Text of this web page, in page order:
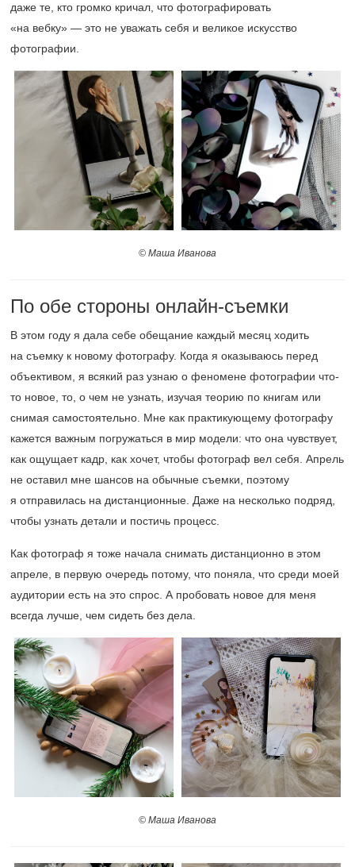
даже те, кто громко кричал, что фотографировать
«на вебку» — это не уважать себя и великое искусство
фотографии.
© Маша Иванова
По обе стороны онлайн-съемки
В этом году я дала себе обещание каждый месяц ходить
на съемку к новому фотографу. Когда я оказываюсь перед
объективом, я всякий раз узнаю о феномене фотографии что-
то новое, то, о чем не узнать, изучая теорию по книгам или
снимая самостоятельно. Мне как практикующему фотографу
кажется важным погружаться в мир модели: что она чувствует,
как ощущает кадр, как хочет, чтобы фотограф вел себя. Апрель
не оставил мне шансов на обычные съемки, поэтому
я отправилась на дистанционные. Даже на несколько подряд,
чтобы узнать детали и постичь процесс.
Как фотограф я тоже начала снимать дистанционно в этом
апреле, в первую очередь потому, что поняла, что среди моей
аудитории есть на это спрос. А пробовать новое для меня
всегда лучше, чем сидеть без дела.
© Маша Иванова